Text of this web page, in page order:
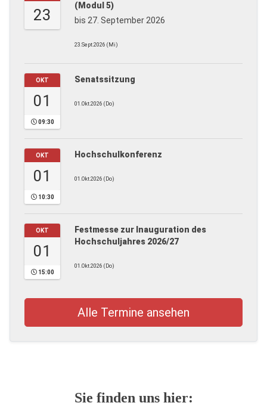
23
(Modul 5)
bis 27. September 2026
23.Sept.2026 (Mi)
OKT
01
09:30
Senatssitzung
01.Okt.2026 (Do)
OKT
01
10:30
Hochschulkonferenz
01.Okt.2026 (Do)
OKT
01
15:00
Festmesse zur Inauguration des
Hochschuljahres 2026/27
01.Okt.2026 (Do)
Alle Termine ansehen
Sie finden uns hier: